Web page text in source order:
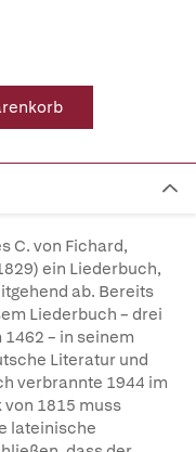
C. von Fichard,
ein Liederbuch,
ab. Bereits
Liederbuch – drei
– in seinem
Literatur und
verbrannte 1944 im
1815 muss
lateinische